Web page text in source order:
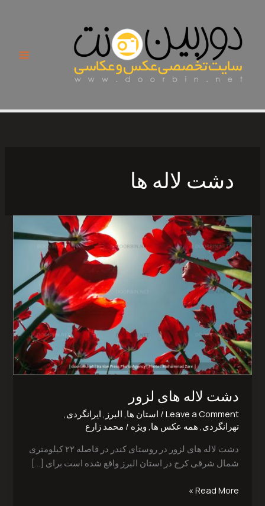
content
دشت لاله ها
دشت لاله های لزور‎
Leave a Comment
/ استان ها, البرز , ایرانگردی,
تهرانگردی, همه عکس ها, ویژه / محمد زارع
دشت لاله های لزور در روستای کندر در فاصله ۲۲ کیلومتری
شمال شرقی کرج در استان البرز واقع شده است.برای […]
دشت
لاله
های
لزور‎
Read More »